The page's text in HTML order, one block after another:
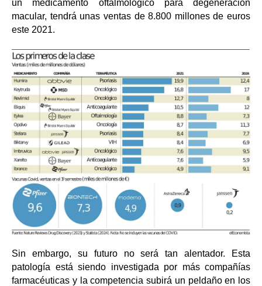
un medicamento oftalmológico para degeneración
macular, tendrá unas ventas de 8.800 millones de euros
este 2021.
Sin embargo, su futuro no será tan alentador. Esta
patología está siendo investigada por más compañías
farmacéuticas y la competencia subirá un peldaño en los